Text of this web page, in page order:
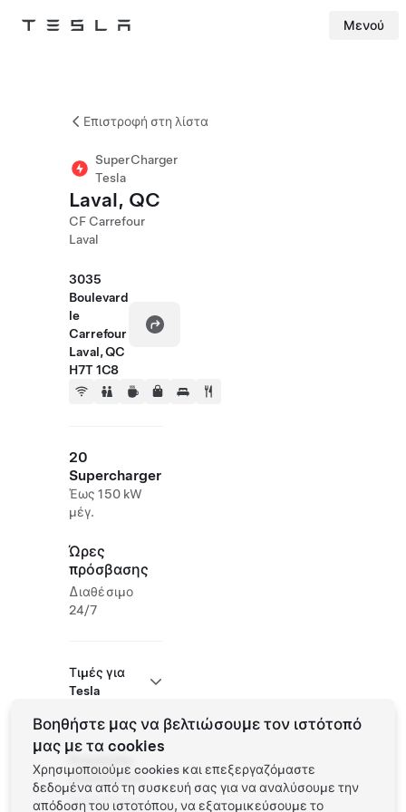
Tesla Μενού
Επιστροφή στη λίστα
SuperCharger
Tesla
Laval, QC
CF Carrefour
Laval
3035
Boulevard
le
Carrefour
Laval, QC
H7T 1C8
20
Supercharger
Έως 150 kW
μέγ.
Ώρες
πρόσβασης
Διαθέσιμο
24/7
Τιμές για
Tesla
Roadside
Assistance
Tesla Owner
Βοηθήστε μας να βελτιώσουμε τον ιστότοπό
μας με τα cookies
Χρησιμοποιούμε cookies και επεξεργαζόμαστε
δεδομένα από τη συσκευή σας για να αναλύσουμε την
απόδοση του ιστοτόπου, να εξατομικεύσουμε το